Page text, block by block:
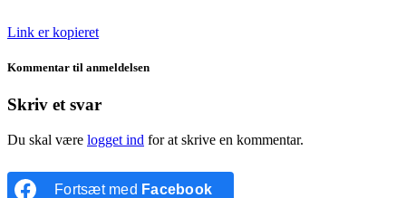
Link er kopieret
Kommentar til anmeldelsen
Skriv et svar
Du skal være logget ind for at skrive en kommentar.
Fortsæt med Facebook